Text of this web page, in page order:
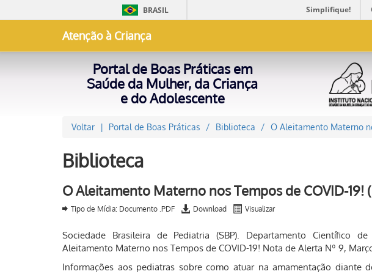
BRASIL Simplifique!
Atenção à Criança
Portal de Boas Práticas em
Saúde da Mulher, da Criança
e do Adolescente
Voltar Portal de Boas Práticas Biblioteca O Aleitamento Materno
Biblioteca
O Aleitamento Materno nos Tempos de COVID-19!
Tipo de Mídia: Documento .PDF Download Visualizar
Sociedade Brasileira de Pediatria (SBP). Departamento Científico
Aleitamento Materno nos Tempos de COVID-19! Nota de Alerta Nº 9,
Informações aos pediatras sobre como atuar na amamentação diante